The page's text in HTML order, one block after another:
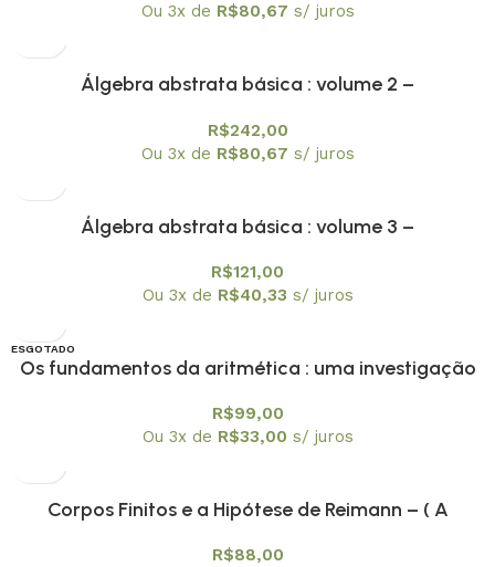
Ou 3x de R$80,67 s/ juros
Álgebra abstrata básica : volume 2 –
R$242,00
Ou 3x de R$80,67 s/ juros
Álgebra abstrata básica : volume 3 –
R$121,00
Ou 3x de R$40,33 s/ juros
ESGOTADO
OFERTA
Os fundamentos da aritmética : uma investigação
Textuniversitários 11
R$99,00
Ou 3x de R$33,00 s/ juros
Corpos Finitos e a Hipótese de Reimann – ( A
R$88,00